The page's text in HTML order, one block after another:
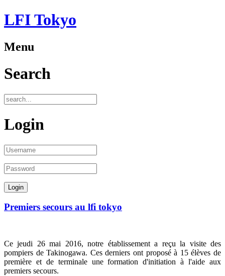
LFI Tokyo
Menu
Search
Login
Premiers secours au lfi tokyo
Ce jeudi 26 mai 2016, notre établissement a reçu la visite des
pompiers de Takinogawa. Ces derniers ont proposé à 15 élèves de
première et de terminale une formation d'initiation à l'aide aux
premiers secours.